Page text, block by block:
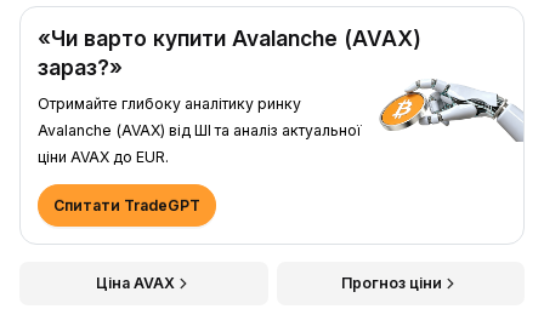
«Чи варто купити Avalanche (AVAX)
зараз?»
Отримайте глибоку аналітику ринку
Avalanche (AVAX) від ШІ та аналіз актуальної
ціни AVAX до EUR.
Спитати TradeGPT
Ціна AVAX Прогноз ціни